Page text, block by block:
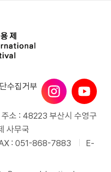
수집거부
주소 : 48223 부산시 수영구
사무국
: 051-868-7883
E-